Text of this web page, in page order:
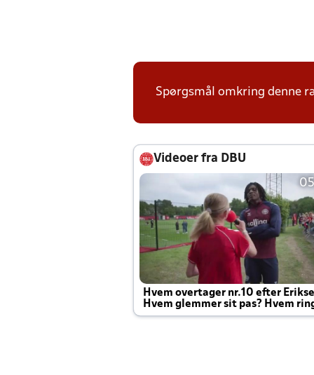
Spørgsmål omkring denne
Videoer fra DBU
Hvem overtager nr.10 efter
Hvem glemmer sit pas? Hvem
Joachim altid til efter kampe?